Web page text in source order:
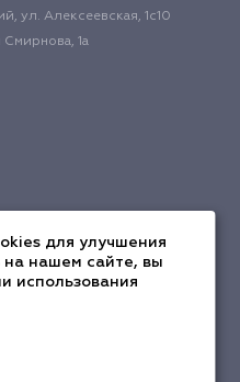
ул. Алексеевская, 1с10
1а
для улучшения
на нашем сайте, вы
использования